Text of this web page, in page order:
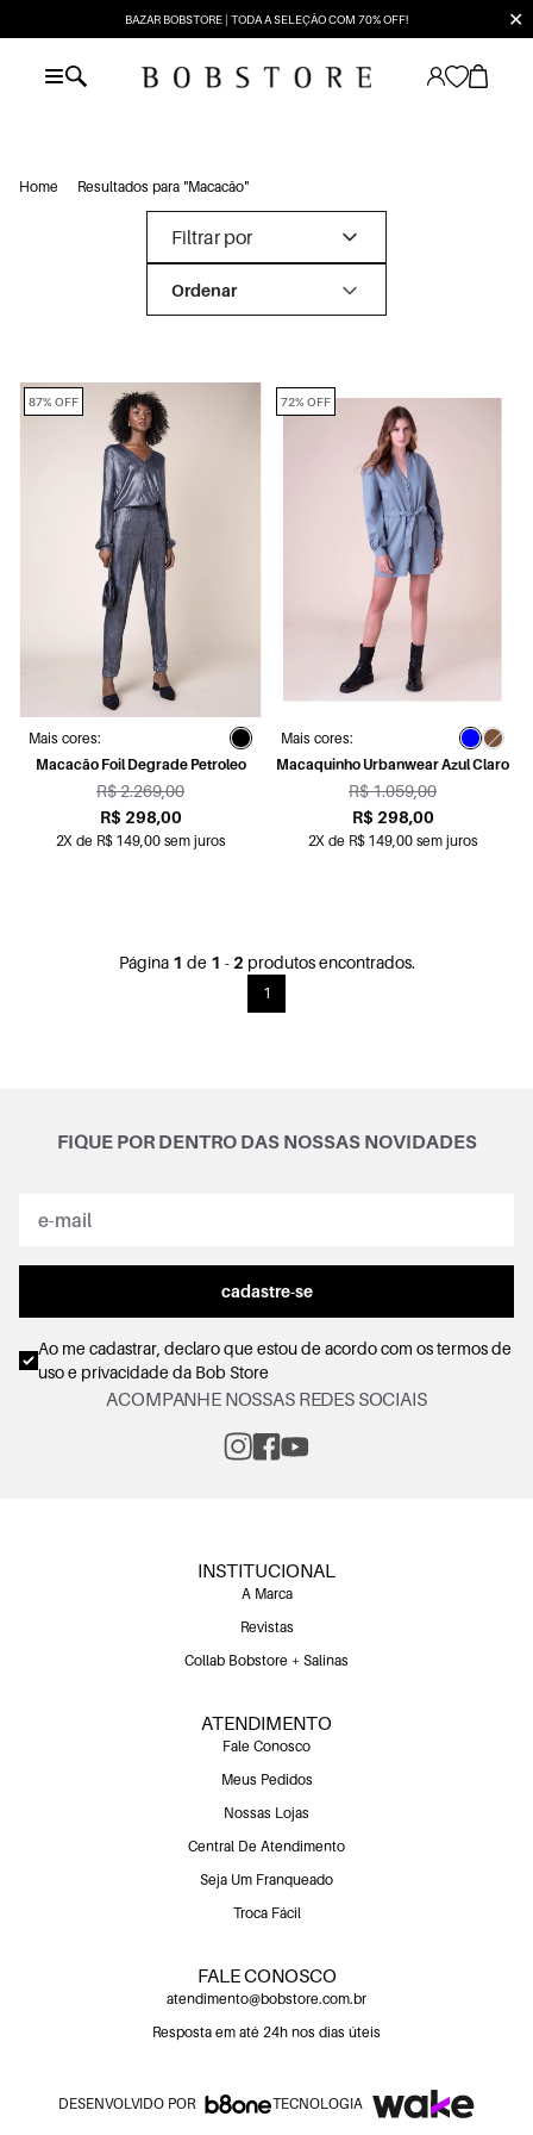
BAZAR BOBSTORE | TODA A SELEÇÃO COM 70% OFF! ✕
Home Resultados para "Macacão"
Filtrar por
Mais cores:
Macacão Foil Degrade Petroleo
R$ 2.269,00
R$ 298,00
2X de R$ 149,00 sem juros
87% OFF
Mais cores:
Macaquinho Urbanwear Azul Claro
R$ 1.059,00
R$ 298,00
2X de R$ 149,00 sem juros
72% OFF
Página 1 de 1 -2 produtos encontrados.
1
FIQUE POR DENTRO DAS NOSSAS NOVIDADES
cadastre-se
Ao me cadastrar, declaro que estou de acordo com ostermos de
uso e privacidadeda Bob Store
ACOMPANHE NOSSAS REDES SOCIAIS
INSTITUCIONAL
A Marca
Revistas
Collab Bobstore + Salinas
ATENDIMENTO
Fale Conosco
Meus Pedidos
Nossas Lojas
Central De Atendimento
Seja Um Franqueado
Troca Fácil
FALE CONOSCO
atendimento@bobstore.com.br
Resposta em até 24h nos dias úteis
DESENVOLVIDO POR TECNOLOGIA